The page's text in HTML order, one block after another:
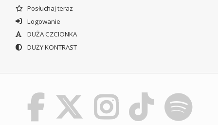
Posłuchaj teraz
Logowanie
DUŻA CZCIONKA
DUŻY KONTRAST